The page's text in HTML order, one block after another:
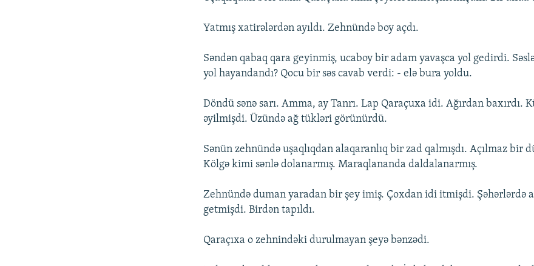
Yatmış xatirələrdən ayıldı. Zehnündə boy açdı.
Səndən qabaq qara geyinmiş, ucaboy bir adam yavaşca yol gedirdi.
yol hayandandı? Qocu bir səs cavab verdi: - elə bura yoldu.
Döndü sənə sarı. Amma, ay Tanrı. Lap Qaraçuxa idi. Ağırdan baxırdı.
əyilmişdi. Üzündə ağ tükləri görünürdü.
Sənün zehnündə uşaqlıqdan alaqaranlıq bir zad qalmışdı. Açılmaz bir
Kölgə kimi sənlə dolanarmış. Maraqlananda daldalanarmış.
Zehnündə duman yaradan bir şey imiş. Çoxdan idi itmişdi. Şəhərlərdə
getmişdi. Birdən tapıldı.
Qaraçıxa o zehnindəki durulmayan şeyə bənzədi.